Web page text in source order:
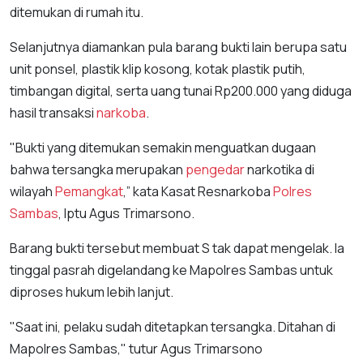
ditemukan di rumah itu.
Selanjutnya diamankan pula barang bukti lain berupa satu
unit ponsel, plastik klip kosong, kotak plastik putih,
timbangan digital, serta uang tunai Rp200.000 yang diduga
hasil transaksinarkoba.
"Bukti yang ditemukan semakin menguatkan dugaan
bahwa tersangka merupakan pengedarnarkotika di
wilayahPemangkat,” kata Kasat ResnarkobaPolres
Sambas, Iptu Agus Trimarsono.
Barang bukti tersebut membuat S tak dapat mengelak. Ia
tinggal pasrah digelandang ke Mapolres Sambas untuk
diproses hukum lebih lanjut.
"Saat ini, pelaku sudah ditetapkan tersangka. Ditahan di
Mapolres Sambas," tutur Agus Trimarsono